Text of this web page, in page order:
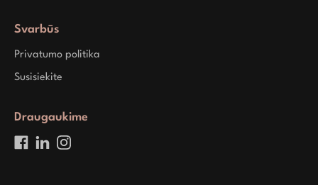
Svarbūs
Privatumo politika
Susisiekite
Draugaukime